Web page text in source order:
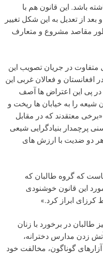
باشد. این قانون هم با
از تعدیل به این شکل تغییر
مقاصد مشروع و متعارف
متفاوت در جریان تصویب این
افغانستان و فعالان غربی این
در پی این اعتراض ها آصف
شیعه را به خیابان ها ریخت و
«برخی معتقدند که در مقابل
پرچمدار بنیادگرایی شیعی
دو ضدیت با ارزش های
که گروه طالبان که
این قانون خوشنودی
ابراز کرد.»
در برخورد با زنان
آتش زدن مدارس دخترانه،
گوناگون، مخالفت خود